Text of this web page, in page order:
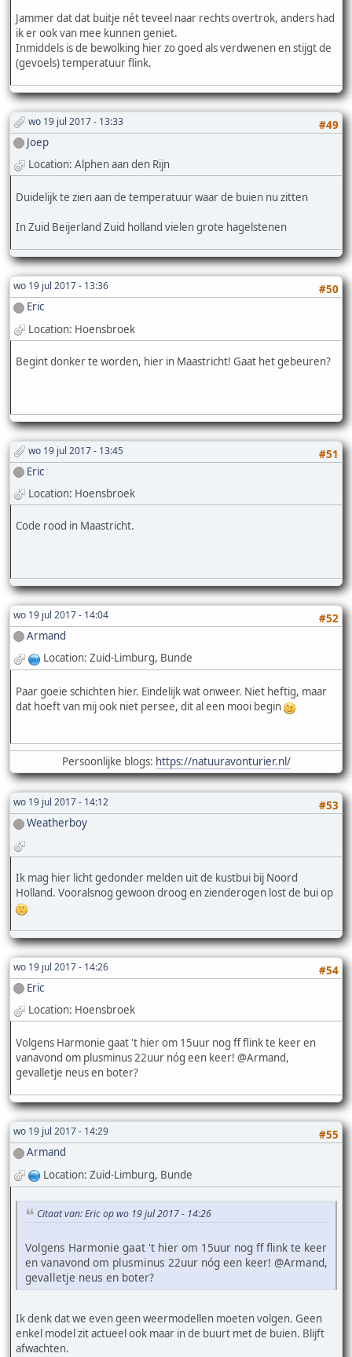
Jammer dat dat buitje nét teveel naar rechts overtrok, anders had
ik er ook van mee kunnen geniet.
Inmiddels is de bewolking hier zo goed als verdwenen en stijgt de
(gevoels) temperatuur flink.
wo 19 jul 2017 - 13:33
#49
Joep
Location: Alphen aan den Rijn
Duidelijk te zien aan de temperatuur waar de buien nu zitten
In Zuid Beijerland Zuid holland vielen grote hagelstenen
wo 19 jul 2017 - 13:36
#50
Eric
Location: Hoensbroek
Begint donker te worden, hier in Maastricht! Gaat het gebeuren?
wo 19 jul 2017 - 13:45
#51
Eric
Location: Hoensbroek
Code rood in Maastricht.
wo 19 jul 2017 - 14:04
#52
Armand
Location: Zuid-Limburg, Bunde
Paar goeie schichten hier. Eindelijk wat onweer. Niet heftig, maar
dat hoeft van mij ook niet persee, dit al een mooi begin
Persoonlijke blogs: https://natuuravonturier.nl/
wo 19 jul 2017 - 14:12
#53
Weatherboy
Ik mag hier licht gedonder melden uit de kustbui bij Noord
Holland. Vooralsnog gewoon droog en zienderogen lost de bui op
wo 19 jul 2017 - 14:26
#54
Eric
Location: Hoensbroek
Volgens Harmonie gaat 't hier om 15uur nog ff flink te keer en
vanavond om plusminus 22uur nóg een keer! @Armand,
gevalletje neus en boter?
wo 19 jul 2017 - 14:29
#55
Armand
Location: Zuid-Limburg, Bunde
Citaat van: Eric op wo 19 jul 2017 - 14:26
Volgens Harmonie gaat 't hier om 15uur nog ff flink te keer
en vanavond om plusminus 22uur nóg een keer! @Armand,
gevalletje neus en boter?
Ik denk dat we even geen weermodellen moeten volgen. Geen
enkel model zit actueel ook maar in de buurt met de buien. Blijft
afwachten.